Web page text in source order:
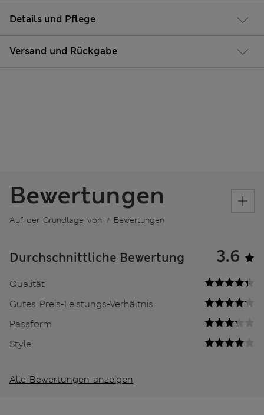
Details und Pflege
Versand und Rückgabe
Bewertungen
Auf der Grundlage von 7 Bewertungen
Durchschnittliche Bewertung 3.6
Qualität
Gutes Preis-Leistungs-Verhältnis
Passform
Style
Alle Bewertungen anzeigen